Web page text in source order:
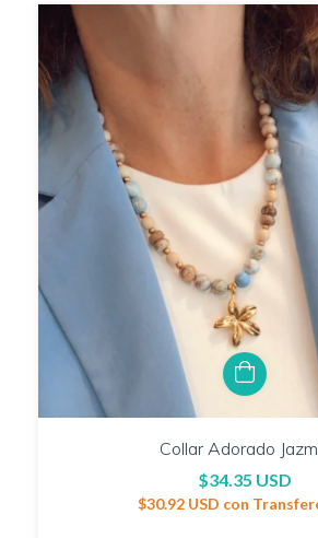
Collar Adorado
$34.35 USD
$30.92 USD con